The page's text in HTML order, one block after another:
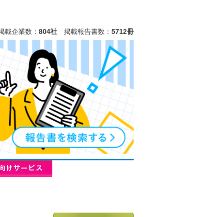
載企業数： 804社 掲載報告書数： 5712冊